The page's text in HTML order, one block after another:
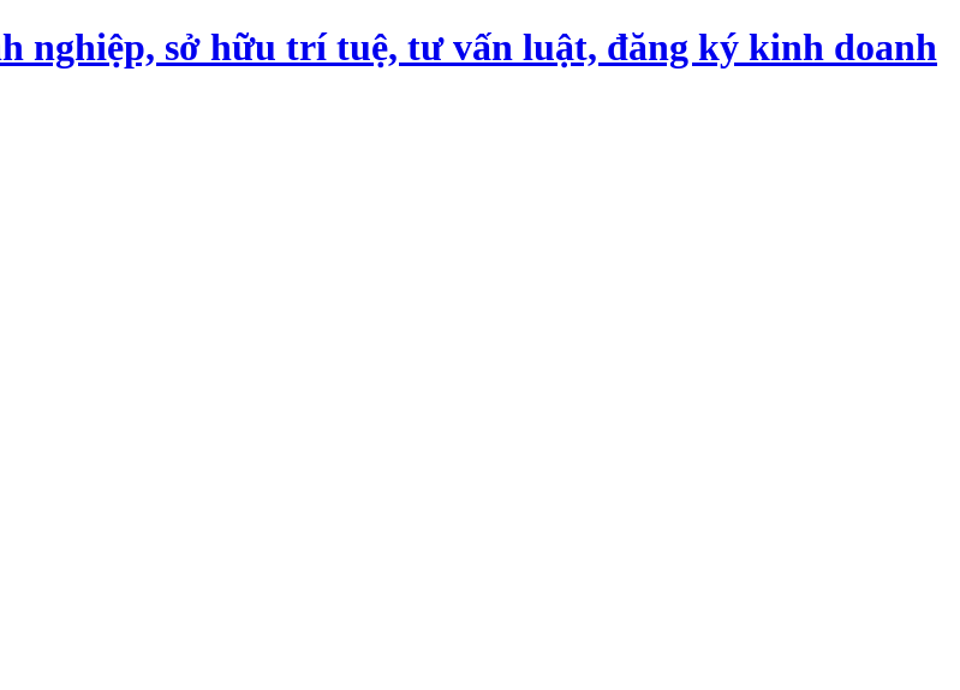
nghiệp, sở hữu trí tuệ, tư vấn luật, đăng ký kinh doanh